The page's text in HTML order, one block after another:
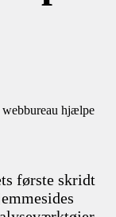
første skridt